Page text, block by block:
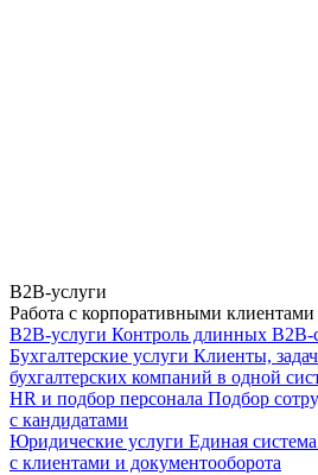
B2B-услуги
Работа с корпоративными
B2B-услуги Контроль длинных B2B-
Бухгалтерские услуги Клиенты,
бухгалтерских компаний в одной
HR и подбор персонала Подбор
с кандидатами
Юридические услуги Единая
с клиентами и документооборота